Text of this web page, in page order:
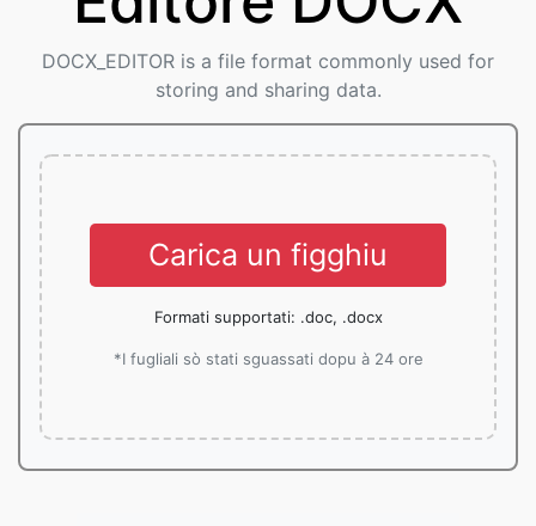
DOCX_EDITOR is a file format commonly used for
storing and sharing data.
Carica un figghiu
Formati supportati: .doc, .docx
*I fugliali sò stati sguassati dopu à 24 ore